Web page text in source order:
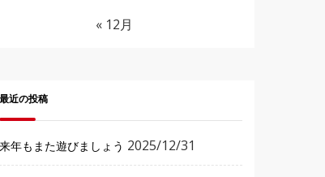
« 12月
最近の投稿
来年もまた遊びましょう 2025/12/31